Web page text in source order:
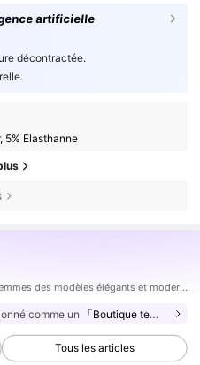
artificielle
décontractée.
5% Élasthanne
SHEIN Lady propose aux femmes des modèles élégants et modernes.
comme un 「Boutique tendance」
Tous les articles